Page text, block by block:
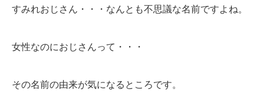
すみれおじさん・・・なんとも不思議な名前ですよね。
女性なのにおじさんって・・・
その名前の由来が気になるところです。